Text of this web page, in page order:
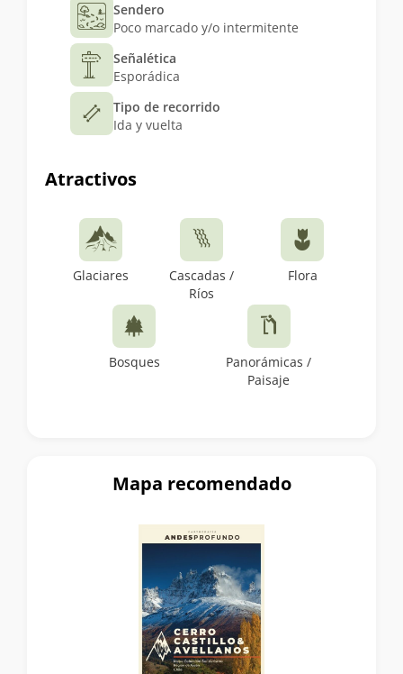
Sendero
Poco marcado y/o intermitente
Señalética
Esporádica
Tipo de recorrido
Ida y vuelta
Atractivos
Glaciares
Cascadas /
Ríos
Flora
Bosques
Panorámicas /
Paisaje
Mapa recomendado